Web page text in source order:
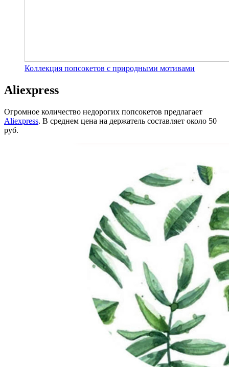
Коллекция попсокетов с природными мотивами
Aliexpress
Огромное количество недорогих попсокетов предлагает
Aliexpress. В среднем цена на держатель составляет около 50
руб.